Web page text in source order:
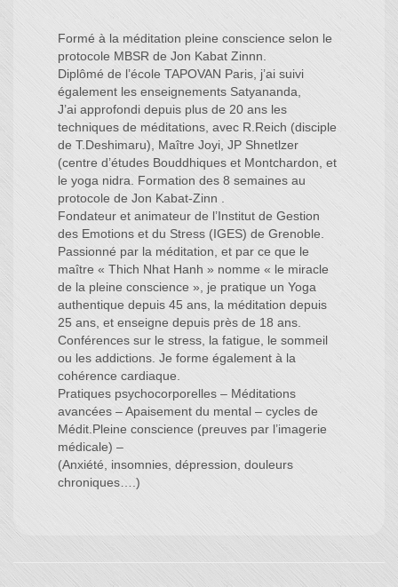
Formé à la méditation pleine conscience selon le
protocole MBSR de Jon Kabat Zinnn.
Diplômé de l’école TAPOVAN Paris, j’ai suivi
également les enseignements Satyananda,
J’ai approfondi depuis plus de 20 ans les
techniques de méditations, avec R.Reich (disciple
de T.Deshimaru), Maître Joyi, JP Shnetlzer
(centre d’études Bouddhiques et Montchardon, et
le yoga nidra. Formation des 8 semaines au
protocole de Jon Kabat-Zinn .
Fondateur et animateur de l’Institut de Gestion
des Emotions et du Stress (IGES) de Grenoble.
Passionné par la méditation, et par ce que le
maître « Thich Nhat Hanh » nomme « le miracle
de la pleine conscience », je pratique un Yoga
authentique depuis 45 ans, la méditation depuis
25 ans, et enseigne depuis près de 18 ans.
Conférences sur le stress, la fatigue, le sommeil
ou les addictions. Je forme également à la
cohérence cardiaque.
Pratiques psychocorporelles – Méditations
avancées – Apaisement du mental – cycles de
Médit.Pleine conscience (preuves par l’imagerie
médicale) –
(Anxiété, insomnies, dépression, douleurs
chroniques….)